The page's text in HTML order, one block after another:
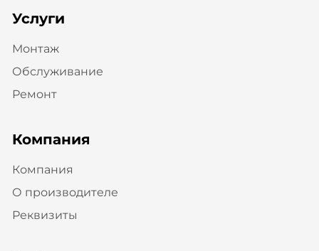
Услуги
Монтаж
Обслуживание
Ремонт
Компания
Компания
О производителе
Реквизиты